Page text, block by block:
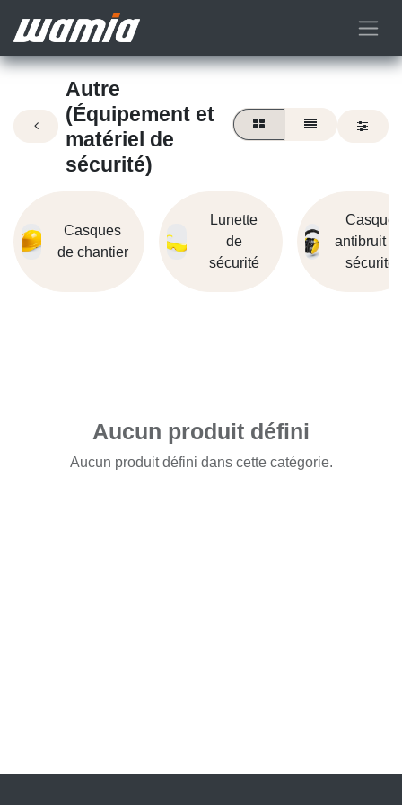
Autre
(Équipement et
matériel de
sécurité)
Casques
de chantier
Lunette
de
sécurité
Casque
antibruit
sécurité
Aucun produit défini
Aucun produit défini dans cette catégorie.